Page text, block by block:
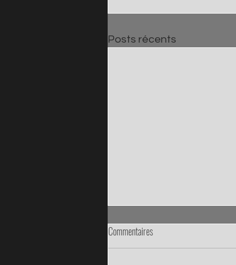
Posts récents
Commentaires